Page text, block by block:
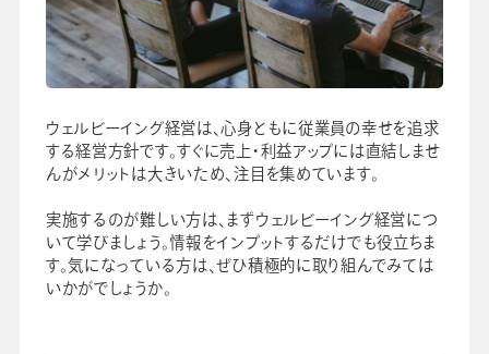
ウェルビーイング経営は、心身ともに従業員の幸せを追求
する経営方針です。すぐに売上・利益アップには直結しませ
んがメリットは大きいため、注目を集めています。
実施するのが難しい方は、まずウェルビーイング経営につ
いて学びましょう。情報をインプットするだけでも役立ちま
す。気になっている方は、ぜひ積極的に取り組んでみては
いかがでしょうか。